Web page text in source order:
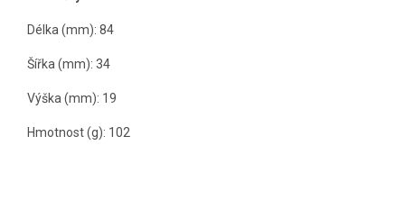
Délka (mm): 84
Šířka (mm): 34
Výška (mm): 19
Hmotnost (g): 102